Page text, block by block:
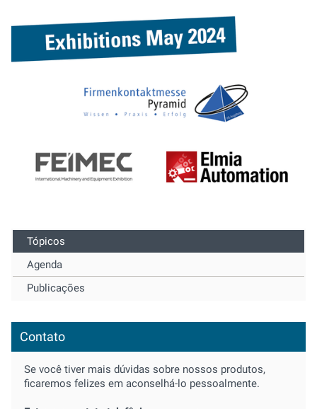
Tópicos
Agenda
Publicações
Contato
Se você tiver mais dúvidas sobre nossos produtos,
ficaremos felizes em aconselhá-lo pessoalmente.